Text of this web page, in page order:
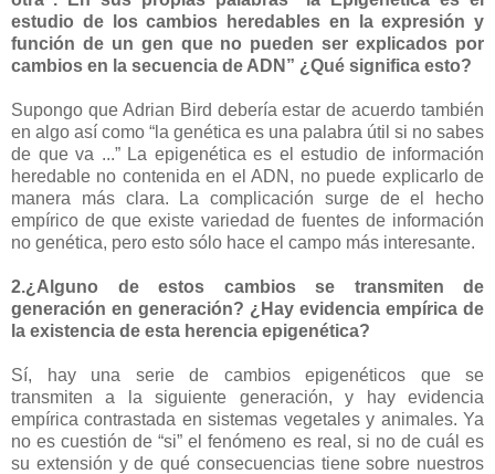
estudio de los cambios heredables en la expresión y
función de un gen que no pueden ser explicados por
cambios en la secuencia de ADN” ¿Qué significa esto?
Supongo que Adrian Bird debería estar de acuerdo también
en algo así como “la genética es una palabra útil si no sabes
de que va ...” La epigenética es el estudio de información
heredable no contenida en el ADN, no puede explicarlo de
manera más clara. La complicación surge de el hecho
empírico de que existe variedad de fuentes de información
no genética, pero esto sólo hace el campo más interesante.
2.¿Alguno de estos cambios se transmiten de
generación en generación? ¿Hay evidencia empírica de
la existencia de esta herencia epigenética?
Sí, hay una serie de cambios epigenéticos que se
transmiten a la siguiente generación, y hay evidencia
empírica contrastada en sistemas vegetales y animales. Ya
no es cuestión de “si” el fenómeno es real, si no de cuál es
su extensión y de qué consecuencias tiene sobre nuestros